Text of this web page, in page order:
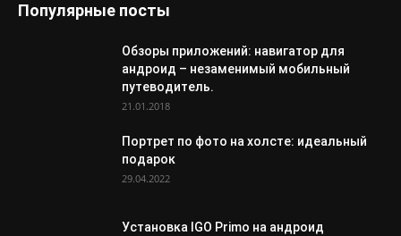
Популярные посты
Обзоры приложений: навигатор для
андроид – незаменимый мобильный
путеводитель.
21.01.2018
Портрет по фото на холсте: идеальный
подарок
29.04.2022
Установка IGO Primo на андроид